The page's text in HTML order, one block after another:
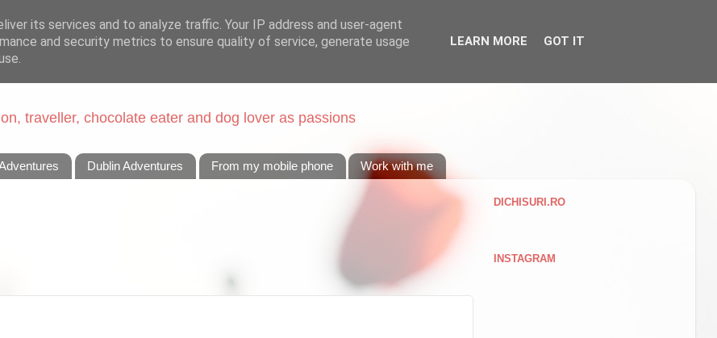
traveller, chocolate eater and dog lover as passions
Dublin Adventures From my mobile phone Work with me
DICHISURI.RO
INSTAGRAM
its services and to analyze traffic. Your IP address and user-agent
and security metrics to ensure quality of service, generate usage
LEARN MORE GOT IT